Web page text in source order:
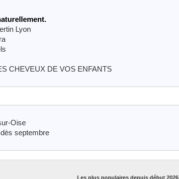
Lyon
CHEVEUX DE VOS ENFANTS
Oise
septembre
Les plus populaires depuis début 2026